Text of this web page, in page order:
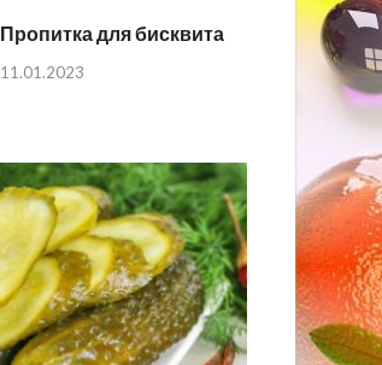
Пропитка для бисквита
11.01.2023